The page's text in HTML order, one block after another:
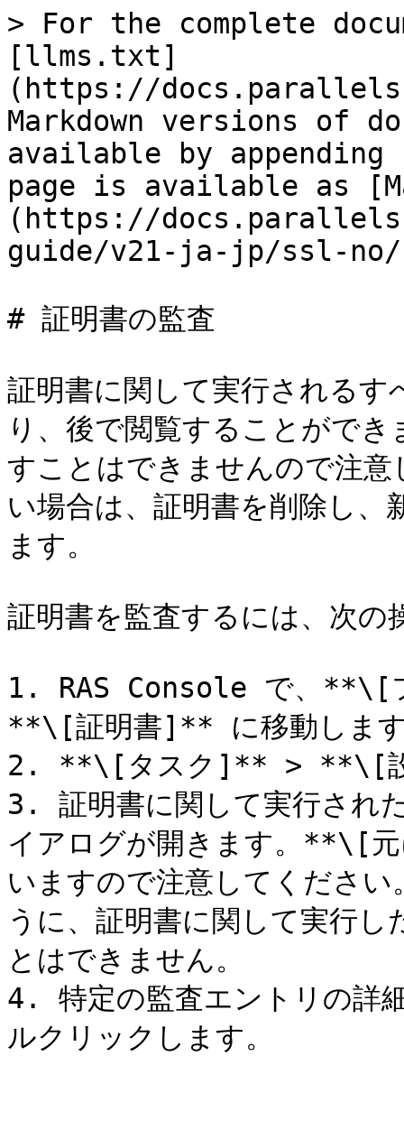
> For the complete
[llms.txt]
(https://
Markdown versions of
available by
page is available as
(https://
guide/v21-ja-jp/ssl-no/
# 証明書の監査
証明書に関して実行される
り、後で閲覧することがで
すことはできませんので注
い場合は、証明書を削除し、
ます。
証明書を監査するには、次の
1. RAS Console で、
**\[証明書]** に移動しま
2. **\[タスク]** > **\[設
3. 証明書に関して実行され
イアログが開きます。**\[
いますので注意してくださ
うに、証明書に関して実行
とはできません。
4. 特定の監査エントリの詳
ルクリックします。